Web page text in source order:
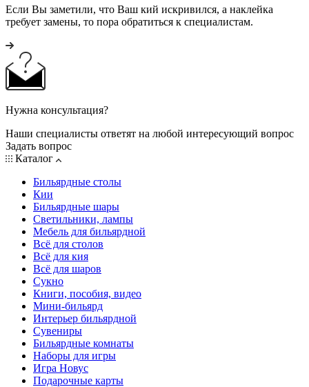
Если Вы заметили, что Ваш кий искривился, а наклейка
требует замены, то пора обратиться к специалистам.
Нужна консультация?
Наши специалисты ответят на любой интересующий вопрос
Задать вопрос
Каталог
Бильярдные столы
Кии
Бильярдные шары
Светильники, лампы
Мебель для бильярдной
Всё для столов
Всё для кия
Всё для шаров
Сукно
Книги, пособия, видео
Мини-бильярд
Интерьер бильярдной
Сувениры
Бильярдные комнаты
Наборы для игры
Игра Новус
Подарочные карты